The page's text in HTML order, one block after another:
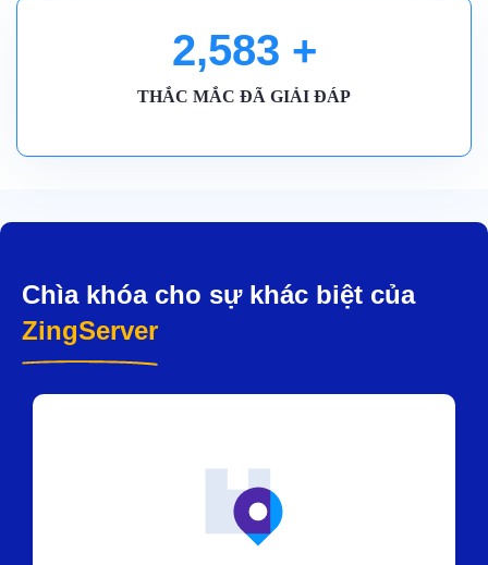
2,590 +
THẮC MẮC ĐÃ GIẢI ĐÁP
Chìa khóa cho sự khác biệt của
ZingServer